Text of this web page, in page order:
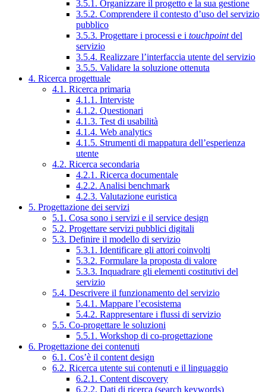
3.5.1. Organizzare il progetto e la sua gestione
3.5.2. Comprendere il contesto d’uso del servizio
pubblico
3.5.3. Progettare i processi e i touchpointdel
servizio
3.5.4. Realizzare l’interfaccia utente del servizio
3.5.5. Validare la soluzione ottenuta
4. Ricerca progettuale
4.1. Ricerca primaria
4.1.1. Interviste
4.1.2. Questionari
4.1.3. Test di usabilità
4.1.4. Web analytics
4.1.5. Strumenti di mappatura dell’esperienza
utente
4.2. Ricerca secondaria
4.2.1. Ricerca documentale
4.2.2. Analisi benchmark
4.2.3. Valutazione euristica
5. Progettazione dei servizi
5.1. Cosa sono i servizi e il service design
5.2. Progettare servizi pubblici digitali
5.3. Definire il modello di servizio
5.3.1. Identificare gli attori coinvolti
5.3.2. Formulare la proposta di valore
5.3.3. Inquadrare gli elementi costitutivi del
servizio
5.4. Descrivere il funzionamento del servizio
5.4.1. Mappare l’ecosistema
5.4.2. Rappresentare i flussi di servizio
5.5. Co-progettare le soluzioni
5.5.1. Workshop di co-progettazione
6. Progettazione dei contenuti
6.1. Cos’è il content design
6.2. Ricerca utente sui contenuti e il linguaggio
6.2.1. Content discovery
6.2.2. Dati di ricerca (search keywords)